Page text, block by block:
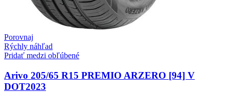
Porovnaj
Rýchly náhľad
Pridať medzi obľúbené
Arivo 205/65 R15 PREMIO ARZERO [94] V
DOT2023